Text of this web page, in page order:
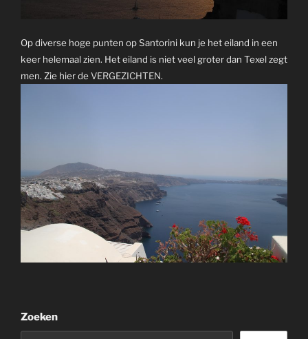
Op diverse hoge punten op Santorini kun je het eiland in een
keer helemaal zien. Het eiland is niet veel groter dan Texel zegt
men. Zie hier deVERGEZICHTEN.
Zoeken